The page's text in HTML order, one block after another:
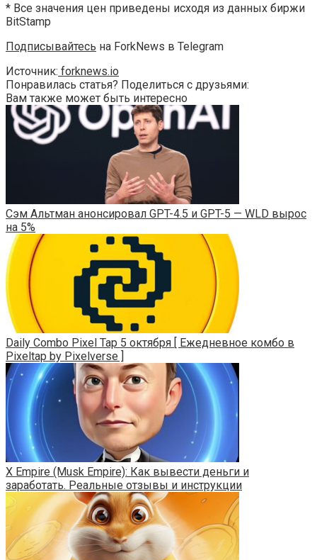
* Все значения цен приведены исходя из данных биржи
BitStamp
Подписывайтесь на ForkNews в Telegram
Источник: forknews.io
Понравилась статья? Поделиться с друзьями:
Вам также может быть интересно
Сэм Альтман анонсировал GPT-4.5 и GPT-5 — WLD вырос
на 5%
Daily Combo Pixel Tap 5 октября [ Ежедневное комбо в
Pixeltap by Pixelverse ]
X Empire (Musk Empire): Как вывести деньги и
заработать. Реальные отзывы и инструкции